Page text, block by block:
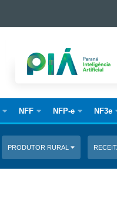
NFF NFP-e NF3e
PRODUTOR RURAL